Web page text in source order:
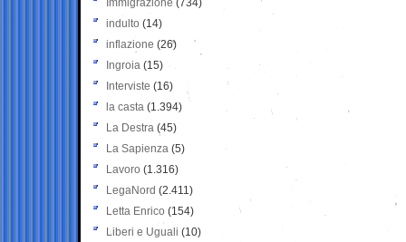
Immigrazione (734)
indulto (14)
inflazione (26)
Ingroia (15)
Interviste (16)
la casta (1.394)
La Destra (45)
La Sapienza (5)
Lavoro (1.316)
LegaNord (2.411)
Letta Enrico (154)
Liberi e Uguali (10)